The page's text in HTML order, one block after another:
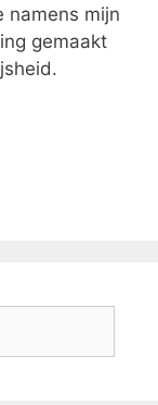
namens mijn
gemaakt